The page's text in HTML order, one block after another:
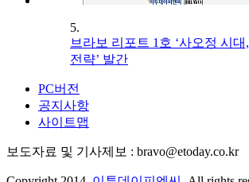
5.
브라보 리포트 1호 ‘사오정 시대
전략’ 발간
PC버전
공지사항
사이트맵
보도자료 및 기사제보 : bravo@etoday.co.kr